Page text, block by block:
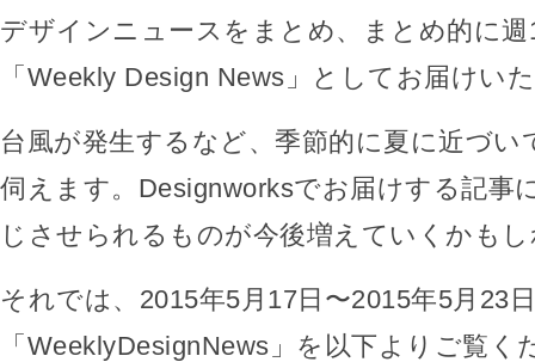
デザインニュースをまとめ、まとめ的に週
「Weekly Design News」としてお届けい
台風が発生するなど、季節的に夏に近づい
伺えます。Designworksでお届けする記事
じさせられるものが今後増えていくかも
それでは、2015年5月17日〜2015年5月23
「WeeklyDesignNews」を以下よりご覧く